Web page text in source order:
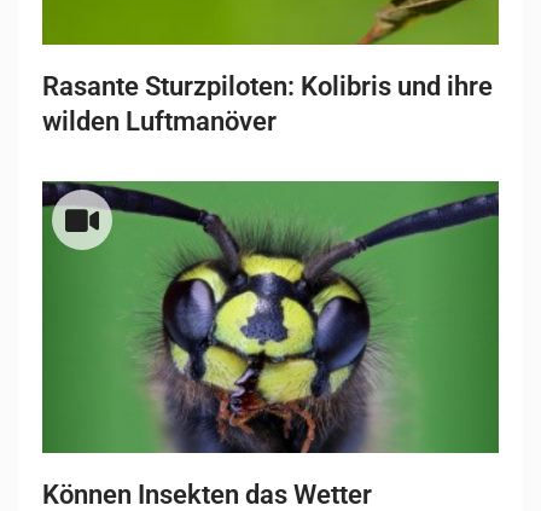
Rasante Sturzpiloten: Kolibris und ihre
wilden Luftmanöver
Können Insekten das Wetter